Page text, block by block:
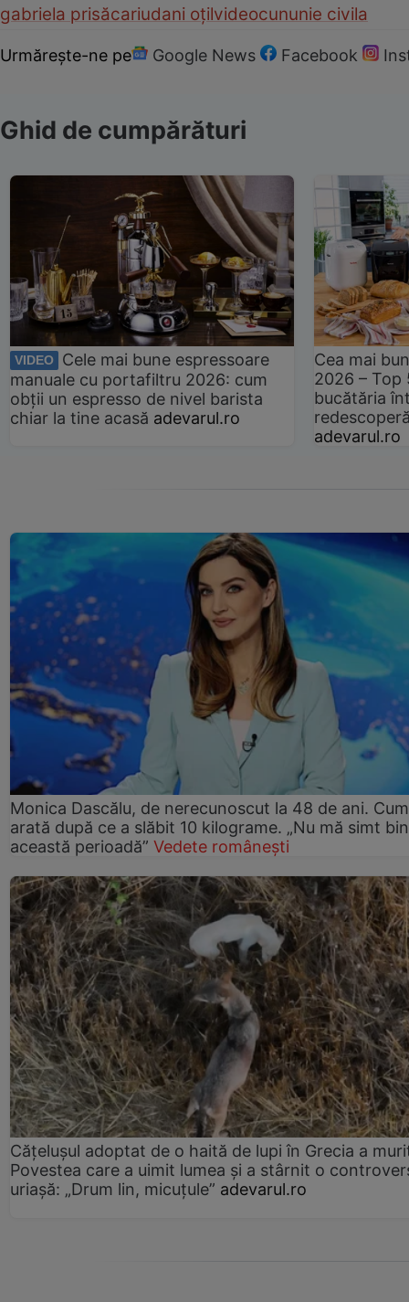
gabriela prisăcariudani oțilvideocununie civila
Urmărește-ne pe Google News Facebook
Ghid de cumpărături
VIDEO
Cele mai bune espressoare
manuale cu portafiltru 2026: cum
obții un espresso de nivel barista
chiar la tine acasă adevarul.ro
Cea mai
2026 –
bucătăria
adevarul.ro
Monica Dascălu, de nerecunoscut la 48 de ani. Cum
arată după ce a slăbit 10 kilograme. „Nu mă simt
această perioadă” Vedete românești
Cățelușul adoptat de o haită de lupi în Grecia a
Povestea care a uimit lumea și a stârnit o
uriașă: „Drum lin, micuțule” adevarul.ro